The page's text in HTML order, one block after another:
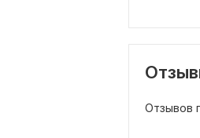
Отзывов